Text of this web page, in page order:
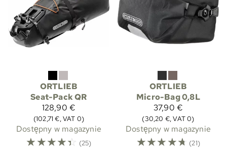
ORTLIEB
Seat-Pack QR
128,90 €
(102,71 €, VAT 0)
Dostępny w magazynie
☆☆☆☆☆ (25)
ORTLIEB
Micro-Bag 0,8L
37,90 €
(30,20 €, VAT 0)
Dostępny w magazynie
☆☆☆☆☆ (21)